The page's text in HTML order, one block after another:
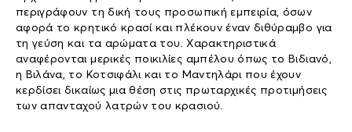
περιγράφουν τη δική τους προσωπική εμπειρία, όσων
αφορά το κρητικό κρασί και πλέκουν έναν διθύραμβο για
τη γεύση και τα αρώματα του. Χαρακτηριστικά
αναφέρονται μερικές ποικιλίες αμπέλου όπως το Βιδιανό,
η Βιλάνα, το Κοτσιφάλι και το Μαντηλάρι που έχουν
κερδίσει δικαίως μια θέση στις πρωταρχικές προτιμήσεις
των απανταχού λατρών του κρασιού.